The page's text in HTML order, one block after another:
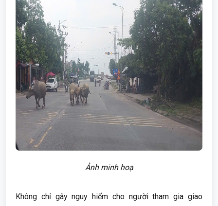
Ảnh minh hoạ
Không chỉ gây nguy hiểm cho người tham gia giao